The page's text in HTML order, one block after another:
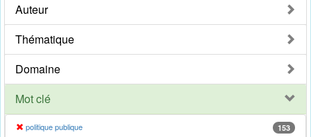
Auteur
Thématique
Domaine
Mot clé
politique publique 153